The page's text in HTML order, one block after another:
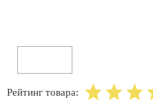
Рейтинг товара: